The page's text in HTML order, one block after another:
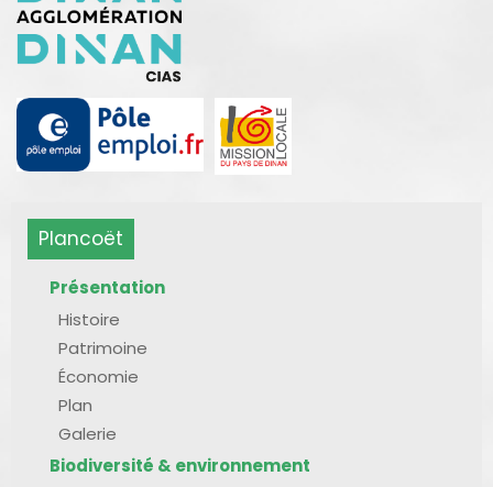
Plancoët
Présentation
Histoire
Patrimoine
Économie
Plan
Galerie
Biodiversité & environnement